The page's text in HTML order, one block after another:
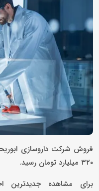
فروش شرکت داروسازی
۳۲۰ میلیارد تومان رسید.
برای مشاهده جدیدترین